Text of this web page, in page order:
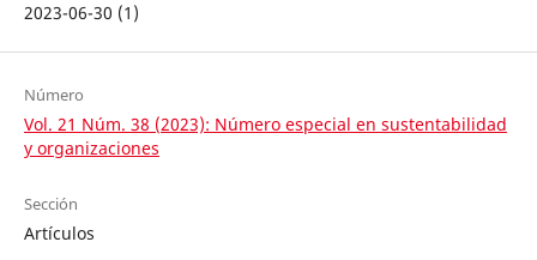
2023-06-30 (1)
Número
Vol. 21 Núm. 38 (2023): Número especial en sustentabilidad
y organizaciones
Sección
Artículos